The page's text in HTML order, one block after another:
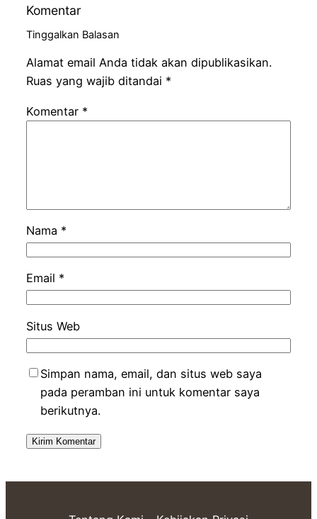
Komentar
Tinggalkan Balasan
Alamat email Anda tidak akan dipublikasikan.
Ruas yang wajib ditandai *
Komentar *
Nama *
Email *
Situs Web
Simpan nama, email, dan situs web saya
pada peramban ini untuk komentar saya
berikutnya.